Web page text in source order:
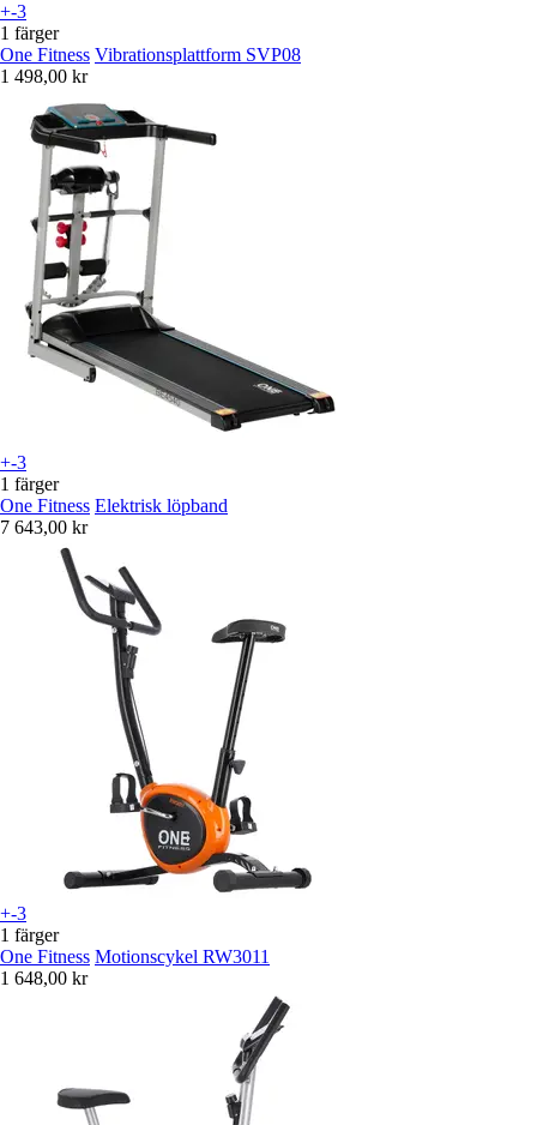
+-3
1 färger
One Fitness Vibrationsplattform SVP08
1 498,00 kr
+-3
1 färger
One Fitness Elektrisk löpband
7 643,00 kr
+-3
1 färger
One Fitness Motionscykel RW3011
1 648,00 kr